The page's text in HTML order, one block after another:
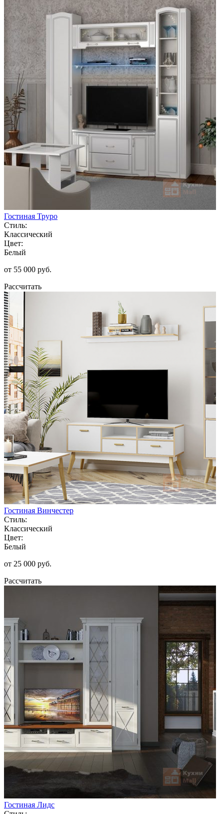
Гостиная Труро
Стиль:
Классический
Цвет:
Белый
от 55 000 руб.
Рассчитать
Гостиная Винчестер
Стиль:
Классический
Цвет:
Белый
от 25 000 руб.
Рассчитать
Гостиная Лидс